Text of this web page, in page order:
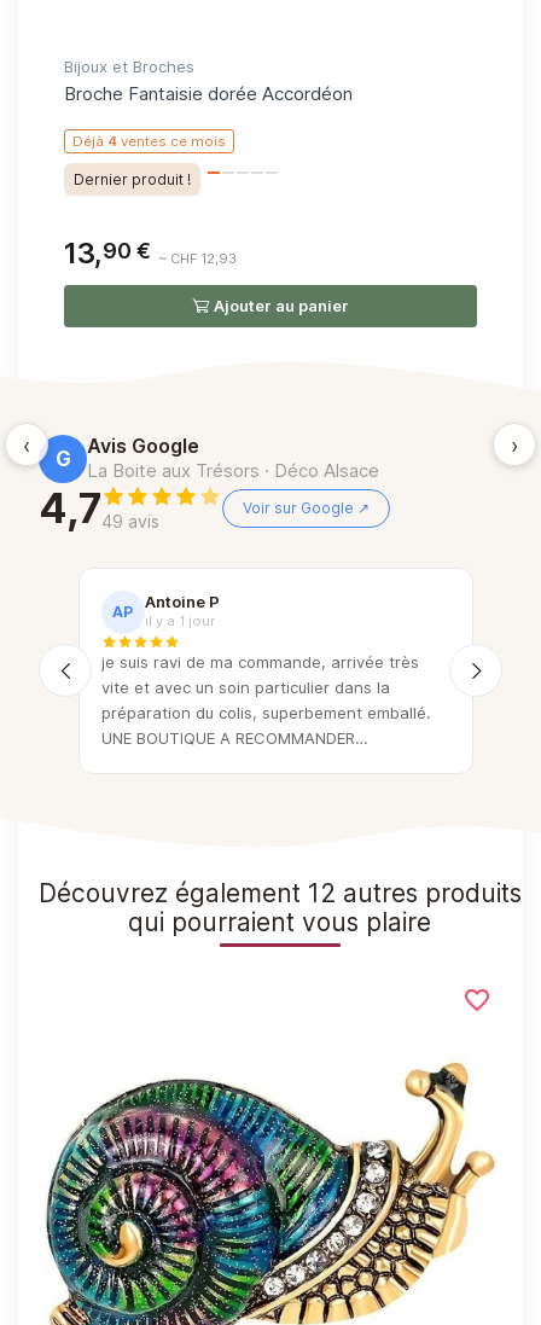
Bijoux et Broches
Broche Fantaisie dorée Accordéon
Déjà 4 ventes ce mois
Dernier produit !
13,90 € ~ CHF 12,93
Ajouter au panier
G
Avis Google
La Boite aux Trésors · Déco Alsace
4,749 avis
Voir sur Google ↗
AP Antoine P
il y a 1 jour
je suis ravi de ma commande, arrivée très
vite et avec un soin particulier dans la
préparation du colis, superbement emballé.
UNE BOUTIQUE A RECOMMANDER
Découvrez également 12 autres produits
qui pourraient vous plaire
favorite_border
‹ ›